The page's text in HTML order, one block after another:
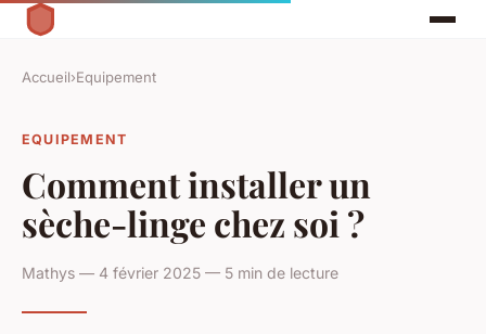
Accueil›Equipement
EQUIPEMENT
Comment installer un
sèche-linge chez soi ?
Mathys — 4 février 2025 — 5 min de lecture